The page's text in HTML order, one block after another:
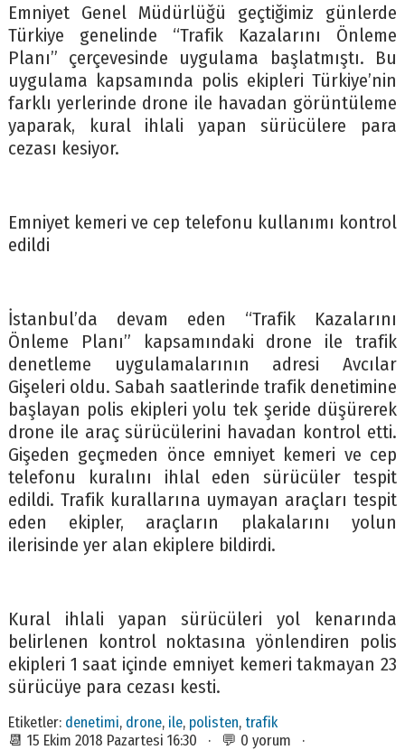
Emniyet Genel Müdürlüğü geçtiğimiz günlerde
Türkiye genelinde “Trafik Kazalarını Önleme
Planı” çerçevesinde uygulama başlatmıştı. Bu
uygulama kapsamında polis ekipleri Türkiye’nin
farklı yerlerinde drone ile havadan görüntüleme
yaparak, kural ihlali yapan sürücülere para
cezası kesiyor.
Emniyet kemeri ve cep telefonu kullanımı kontrol
edildi
İstanbul’da devam eden “Trafik Kazalarını
Önleme Planı” kapsamındaki drone ile trafik
denetleme uygulamalarının adresi Avcılar
Gişeleri oldu. Sabah saatlerinde trafik denetimine
başlayan polis ekipleri yolu tek şeride düşürerek
drone ile araç sürücülerini havadan kontrol etti.
Gişeden geçmeden önce emniyet kemeri ve cep
telefonu kuralını ihlal eden sürücüler tespit
edildi. Trafik kurallarına uymayan araçları tespit
eden ekipler, araçların plakalarını yolun
ilerisinde yer alan ekiplere bildirdi.
Kural ihlali yapan sürücüleri yol kenarında
belirlenen kontrol noktasına yönlendiren polis
ekipleri 1 saat içinde emniyet kemeri takmayan 23
sürücüye para cezası kesti.
Etiketler: denetimi, drone, ile, polisten, trafik
📆 15 Ekim 2018 Pazartesi 16:30 · 💬 0 yorum ·